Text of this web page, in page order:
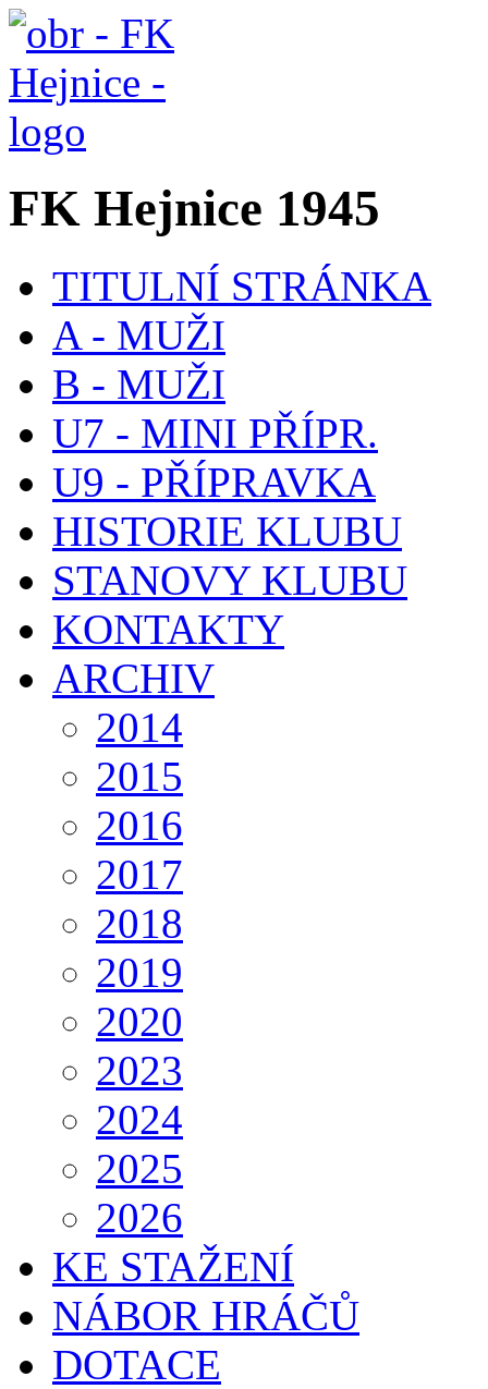
FK Hejnice 1945
TITULNÍ STRÁNKA
A - MUŽI
B - MUŽI
U7 - MINI PŘÍPR.
U9 - PŘÍPRAVKA
HISTORIE KLUBU
STANOVY KLUBU
KONTAKTY
ARCHIV
2014
2015
2016
2017
2018
2019
2020
2023
2024
2025
2026
KE STAŽENÍ
NÁBOR HRÁČŮ
DOTACE